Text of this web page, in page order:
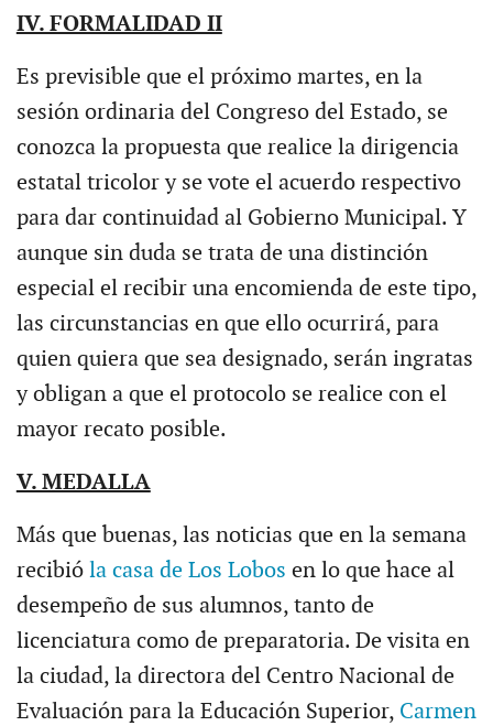
IV. FORMALIDAD II
Es previsible que el próximo martes, en la
sesión ordinaria del Congreso del Estado, se
conozca la propuesta que realice la dirigencia
estatal tricolor y se vote el acuerdo respectivo
para dar continuidad al Gobierno Municipal. Y
aunque sin duda se trata de una distinción
especial el recibir una encomienda de este tipo,
las circunstancias en que ello ocurrirá, para
quien quiera que sea designado, serán ingratas
y obligan a que el protocolo se realice con el
mayor recato posible.
V. MEDALLA
Más que buenas, las noticias que en la semana
recibió la casa de Los Lobos en lo que hace al
desempeño de sus alumnos, tanto de
licenciatura como de preparatoria. De visita en
la ciudad, la directora del Centro Nacional de
Evaluación para la Educación Superior, Carmen